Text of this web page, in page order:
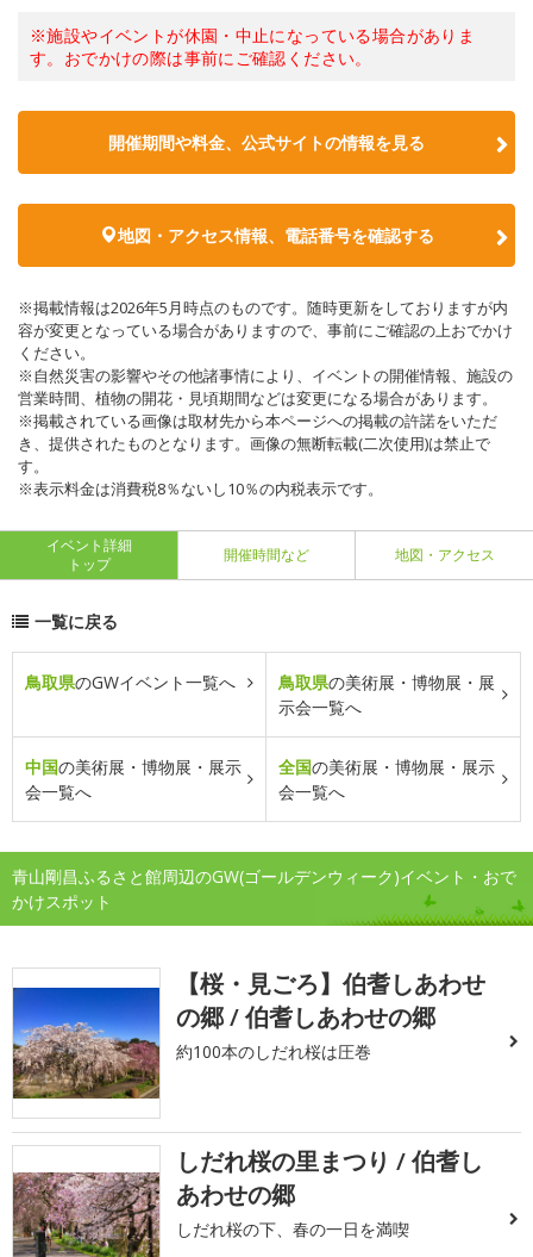
※施設やイベントが休園・中止になっている場合がありま
す。おでかけの際は事前にご確認ください。
開催期間や料金、公式サイトの情報を見る
地図・アクセス情報、電話番号を確認する
※掲載情報は2026年5月時点のものです。随時更新をしておりますが内
容が変更となっている場合がありますので、事前にご確認の上おでかけ
ください。
※自然災害の影響やその他諸事情により、イベントの開催情報、施設の
営業時間、植物の開花・見頃期間などは変更になる場合があります。
※掲載されている画像は取材先から本ページへの掲載の許諾をいただ
き、提供されたものとなります。画像の無断転載(二次使用)は禁止で
す。
※表示料金は消費税8％ないし10％の内税表示です。
イベント詳細
トップ
開催時間など 地図・アクセス
一覧に戻る
鳥取県のGWイベント一覧へ 鳥取県の美術展・博物展・展
示会一覧へ
中国の美術展・博物展・展示
会一覧へ
全国の美術展・博物展・展示
会一覧へ
青山剛昌ふるさと館周辺のGW(ゴールデンウィーク)イベント・おで
かけスポット
【桜・見ごろ】伯耆しあわせ
の郷 / 伯耆しあわせの郷
約100本のしだれ桜は圧巻
しだれ桜の里まつり / 伯耆し
あわせの郷
しだれ桜の下、春の一日を満喫